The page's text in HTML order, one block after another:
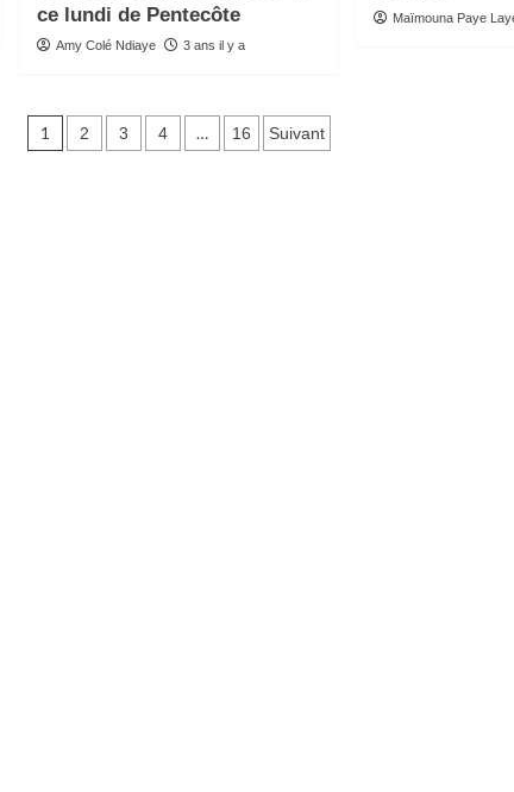
ce lundi de Pentecôte
Amy Colé Ndiaye 3 ans il y a
Maïmouna Paye
Pagination
1 2 3 4 … 16 Suivant